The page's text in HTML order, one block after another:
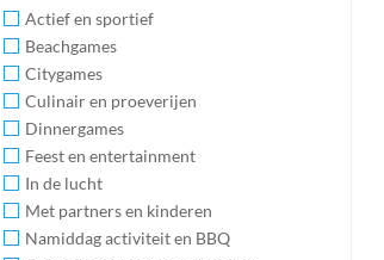
Actief en sportief
Beachgames
Citygames
Culinair en proeverijen
Dinnergames
Feest en entertainment
In de lucht
Met partners en kinderen
Namiddag activiteit en BBQ